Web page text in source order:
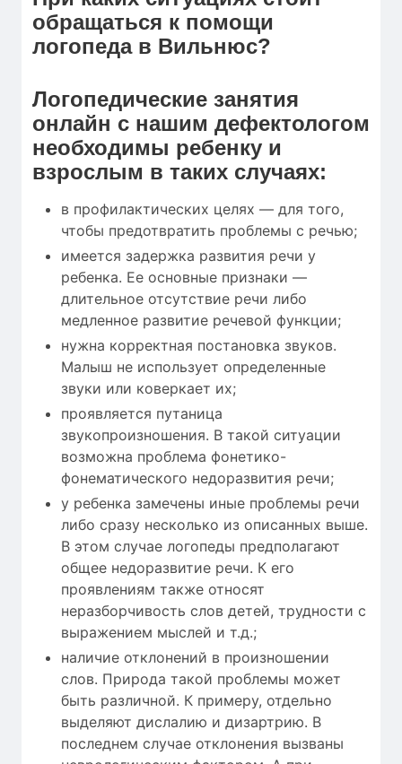
обращаться к помощи
логопеда в Вильнюс?
Логопедические занятия
онлайн с нашим дефектологом
необходимы ребенку и
взрослым в таких случаях:
в профилактических целях — для того,
чтобы предотвратить проблемы с речью;
имеется задержка развития речи у
ребенка. Ее основные признаки —
длительное отсутствие речи либо
медленное развитие речевой функции;
нужна корректная постановка звуков.
Малыш не использует определенные
звуки или коверкает их;
проявляется путаница
звукопроизношения. В такой ситуации
возможна проблема фонетико-
фонематического недоразвития речи;
у ребенка замечены иные проблемы речи
либо сразу несколько из описанных выше.
В этом случае логопеды предполагают
общее недоразвитие речи. К его
проявлениям также относят
неразборчивость слов детей, трудности с
выражением мыслей и т.д.;
наличие отклонений в произношении
слов. Природа такой проблемы может
быть различной. К примеру, отдельно
выделяют дислалию и дизартрию. В
последнем случае отклонения вызваны